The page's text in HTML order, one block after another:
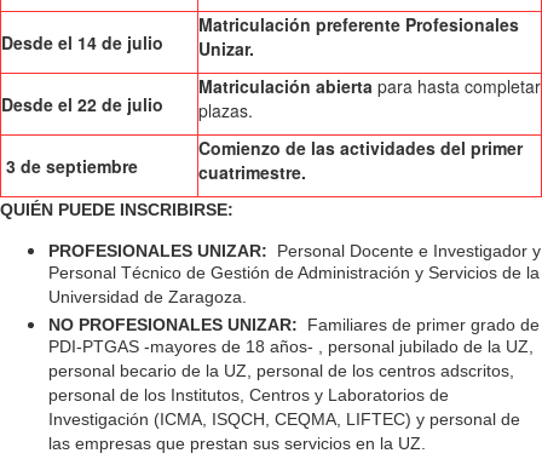
Desde el 14 de julio
Matriculación preferente Profesionales
Unizar.
Desde el 22 de julio
Matriculación abierta para hasta completar
plazas.
3 de septiembre
Comienzo de las actividades del primer
cuatrimestre.
QUIÉN PUEDE INSCRIBIRSE:
PROFESIONALES UNIZAR: Personal Docente e Investigador y
Personal Técnico de Gestión de Administración y Servicios de la
Universidad de Zaragoza.
NO PROFESIONALES UNIZAR: Familiares de primer grado de
PDI-PTGAS -mayores de 18 años- , personal jubilado de la UZ,
personal becario de la UZ, personal de los centros adscritos,
personal de los Institutos, Centros y Laboratorios de
Investigación (ICMA, ISQCH, CEQMA, LIFTEC) y personal de
las empresas que prestan sus servicios en la UZ.